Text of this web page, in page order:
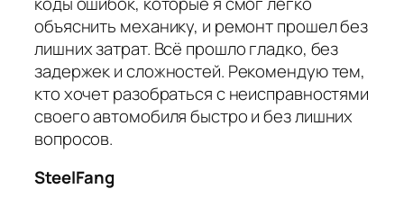
объяснить механику, и ремонт прошел без
лишних затрат. Всё прошло гладко, без
задержек и сложностей. Рекомендую тем,
кто хочет разобраться с неисправностями
своего автомобиля быстро и без лишних
вопросов.
SteelFang